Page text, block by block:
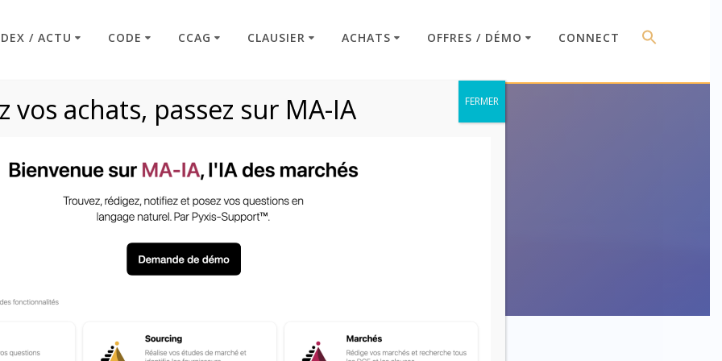
/ ACTU CODE CCAG CLAUSIER ACHATS OFFRES / DÉMO CONNECT
:sous-traitant
vos achats, passez sur MA-IA FERMER